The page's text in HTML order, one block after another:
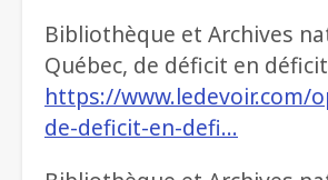
Bibliothèque et Archives
Québec, de déficit en déficit
https://www.ledevoir.com/
de-deficit-en-defi…